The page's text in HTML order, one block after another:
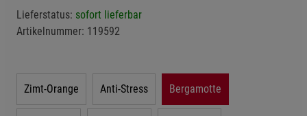
Lieferstatus: sofort lieferbar
Artikelnummer: 119592
Zimt-Orange Anti-Stress Bergamotte